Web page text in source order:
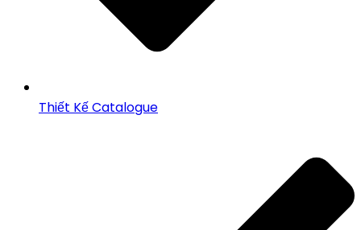
Thiết Kế Catalogue